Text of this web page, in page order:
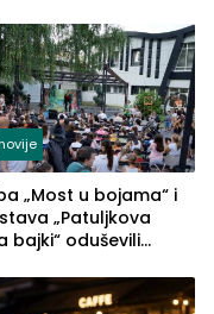
„Most u bojama“ i
„Patuljkova
bajki“ oduševili